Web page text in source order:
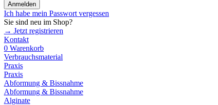
Anmelden
Ich habe mein Passwort vergessen
Sie sind neu im Shop?
→ Jetzt registrieren
Kontakt
0 Warenkorb
Verbrauchsmaterial
Praxis
Praxis
Abformung & Bissnahme
Abformung & Bissnahme
Alginate